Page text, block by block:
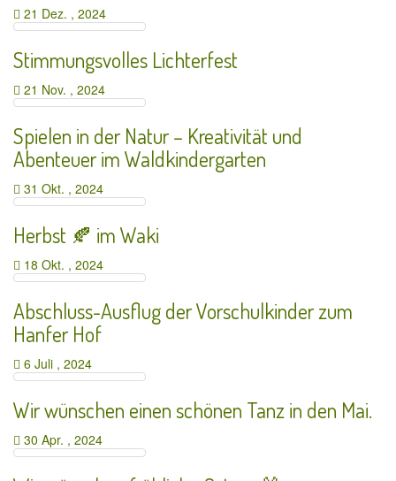
21 Dez. , 2024
Stimmungsvolles Lichterfest
21 Nov. , 2024
Spielen in der Natur – Kreativität und
Abenteuer im Waldkindergarten
31 Okt. , 2024
Herbst 🍂 im Waki
18 Okt. , 2024
Abschluss-Ausflug der Vorschulkinder zum
Hanfer Hof
6 Juli , 2024
Wir wünschen einen schönen Tanz in den Mai.
30 Apr. , 2024